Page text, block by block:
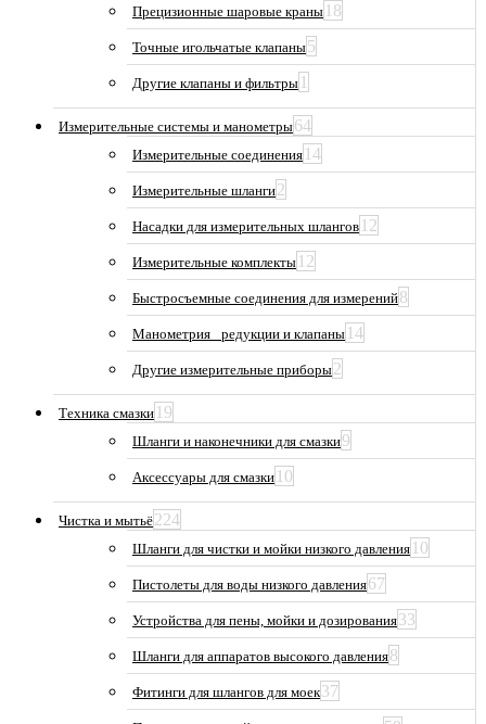
Прецизионные шаровые краны 18
Точные игольчатые клапаны5
Другие клапаны и фильтры 1
Измерительные системы и манометры64
Измерительные соединения 14
Измерительные шланги2
Насадки для измерительных шлангов 12
Измерительные комплекты 12
Быстросъемные соединения для измерений8
Манометрия_ редукции и клапаны 14
Другие измерительные приборы2
Техника смазки 19
Шланги и наконечники для смазки9
Аксессуары для смазки 10
Чистка и мытьё224
Шланги для чистки и мойки низкого давления 10
Пистолеты для воды низкого давления67
Устройства для пены, мойки и дозирования33
Шланги для аппаратов высокого давления8
Фитинги для шлангов для моек37